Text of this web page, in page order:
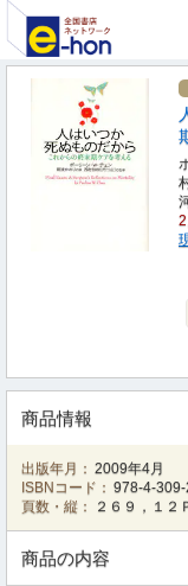
商品情報
出版年月： 2009年4月
ISBNコード： 978-4-
頁数・縦：
２６９，１
商品の内容